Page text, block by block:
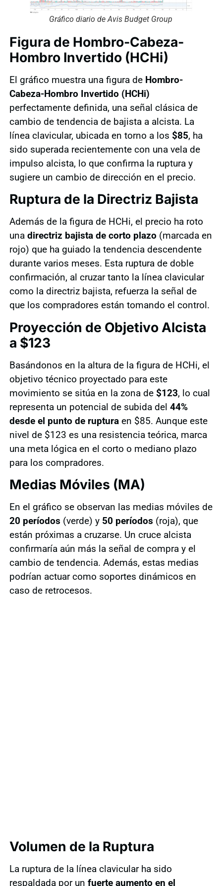
Gráfico diario de Avis Budget Group
Figura de Hombro-Cabeza-
Hombro Invertido (HCHi)
El gráfico muestra una figura de Hombro-
Cabeza-Hombro Invertido (HCHi)
perfectamente definida, una señal clásica de
cambio de tendencia de bajista a alcista. La
línea clavicular, ubicada en torno a los $85, ha
sido superada recientemente con una vela de
impulso alcista, lo que confirma la ruptura y
sugiere un cambio de dirección en el precio.
Ruptura de la Directriz Bajista
Además de la figura de HCHi, el precio ha roto
una directriz bajista de corto plazo (marcada en
rojo) que ha guiado la tendencia descendente
durante varios meses. Esta ruptura de doble
confirmación, al cruzar tanto la línea clavicular
como la directriz bajista, refuerza la señal de
que los compradores están tomando el control.
Proyección de Objetivo Alcista
a $123
Basándonos en la altura de la figura de HCHi, el
objetivo técnico proyectado para este
movimiento se sitúa en la zona de $123, lo cual
representa un potencial de subida del 44%
desde el punto de rupturaen $85. Aunque este
nivel de $123 es una resistencia teórica, marca
una meta lógica en el corto o mediano plazo
para los compradores.
Medias Móviles (MA)
En el gráfico se observan las medias móviles de
20 períodos (verde) y 50 períodos (roja), que
están próximas a cruzarse. Un cruce alcista
confirmaría aún más la señal de compra y el
cambio de tendencia. Además, estas medias
podrían actuar como soportes dinámicos en
caso de retrocesos.
Volumen de la Ruptura
La ruptura de la línea clavicular ha sido
respaldada por un fuerte aumento en el